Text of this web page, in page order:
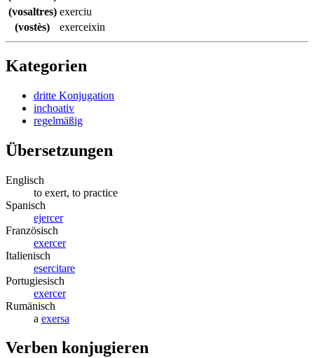
(vosaltres) exerciu
(vostès)
exerceixin
Kategorien
dritte Konjugation
inchoativ
regelmäßig
Übersetzungen
Englisch
to exert, to practice
Spanisch
ejercer
Französisch
exercer
Italienisch
esercitare
Portugiesisch
exercer
Rumänisch
a exersa
Verben konjugieren